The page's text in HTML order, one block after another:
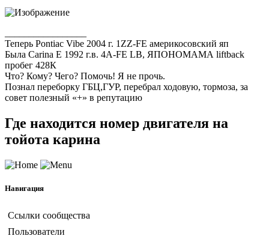
Теперь Pontiac Vibe 2004 г. 1ZZ-FE америкосовский яп
Была Carina E 1992 г.в. 4A-FE LB, ЯПОНОМАМА liftback
пробег 428К
Что? Кому? Чего? Помочь! Я не прочь.
Познал переборку ГБЦ,ГУР, перебрал ходовую, тормоза, за
совет полезный «+» в репутацию
Где находится номер двигателя на
тойота карина
Навигация
Ссылки сообщества
Пользователи